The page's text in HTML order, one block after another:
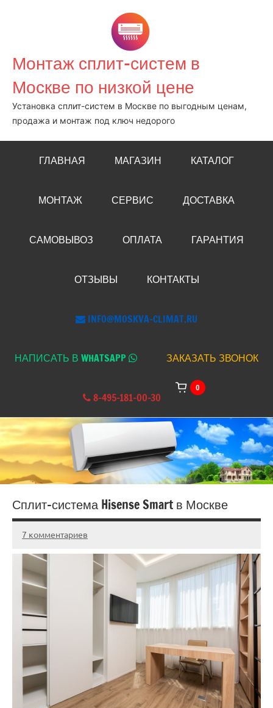
Монтаж сплит-систем в
Москве по низкой цене
Установка сплит-систем в Москве по выгодным ценам,
продажа и монтаж под ключ недорого
ГЛАВНАЯ МАГАЗИН КАТАЛОГ
МОНТАЖ СЕРВИС ДОСТАВКА
САМОВЫВОЗ ОПЛАТА ГАРАНТИЯ
ОТЗЫВЫ КОНТАКТЫ
INFO@MOSKVA-CLIMAT.RU
НАПИСАТЬ В WHATSAPP ЗАКАЗАТЬ ЗВОНОК
8-495-181-00-30
0
Сплит-система Hisense Smart в Москве
19.03.2025
admin
7 комментариев